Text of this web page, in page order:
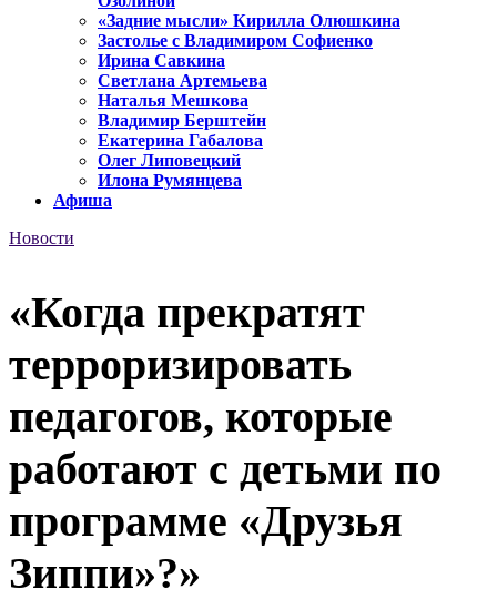
«Задние мысли» Кирилла Олюшкина
Застолье с Владимиром Софиенко
Ирина Савкина
Светлана Артемьева
Наталья Мешкова
Владимир Берштейн
Екатерина Габалова
Олег Липовецкий
Илона Румянцева
Афиша
Новости
«Когда прекратят
терроризировать
педагогов, которые
работают с детьми по
программе «Друзья
Зиппи»?»